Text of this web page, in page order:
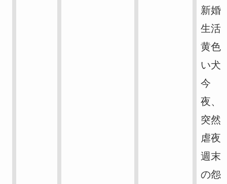
新婚
生活
黄色
い犬
今
夜、
突然
虐夜
週末
の怨